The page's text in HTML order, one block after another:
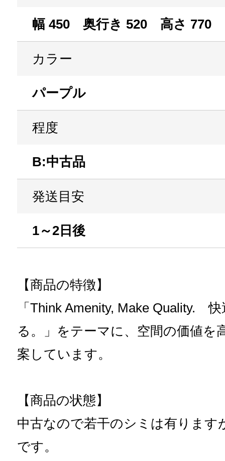
幅 450 奥行き 520 高さ 770
カラー
パープル
程度
B:中古品
発送目安
1～2日後
【商品の特徴】
「Think Amenity, Make Quality.
る。」をテーマに、空間の価値を
案しています。
【商品の状態】
中古なので若干のシミは有ります
です。